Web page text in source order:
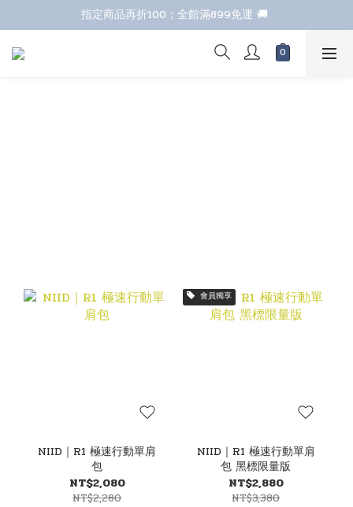
七夕甜甜送 全館88折
指定商品再折100；全館滿899免運 🚚
七夕甜甜送 全館88折
NIID｜R1 極速行動單肩
包
NT$2,080
NT$2,280
會員獨享
NIID｜R1 極速行動單肩
包 黑標限量版
NT$2,880
NT$3,380